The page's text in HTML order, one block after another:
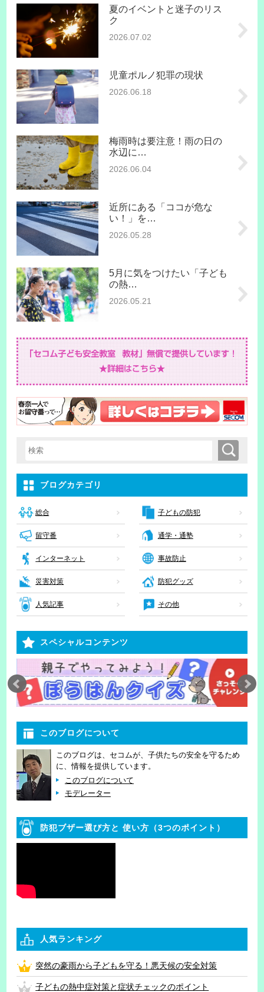
夏のイベントと迷子のリス
ク
2026.07.02
児童ポルノ犯罪の現状
2026.06.18
梅雨時は要注意！雨の日の
水辺に…
2026.06.04
近所にある「ココが危な
い！」を…
2026.05.28
5月に気をつけたい「子ども
の熱…
2026.05.21
検索キーワード入力 検索
ブログカテゴリ
総合 子どもの防犯
留守番 通学・通塾
インターネット 事故防止
災害対策 防犯グッズ
人気記事 その他
スペシャルコンテンツ
このブログについて
このブログは、セコムが、子供たちの安全を守るため
に、情報を提供しています。
このブログについて
モデレーター
防犯ブザー選び方と 使い方（3つのポイント）
人気ランキング
突然の豪雨から子どもを守る！悪天候の安全対策
子どもの熱中症対策と症状チェックのポイント